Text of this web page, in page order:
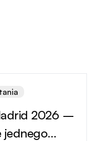
2026 –
jednego